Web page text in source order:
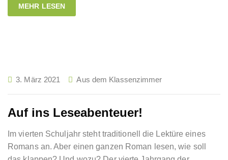
MEHR LESEN
3. März 2021 Aus dem Klassenzimmer
Auf ins Leseabenteuer!
Im vierten Schuljahr steht traditionell die Lektüre eines
Romans an. Aber einen ganzen Roman lesen, wie soll